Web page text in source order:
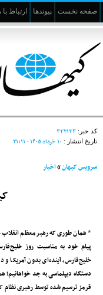
صفحه نخست پیوندها ارتباط با
کد خبر: ۳۳۲۱۳۳
تاریخ انتشار : ۱۰ خرداد ۱۴۰۵ - ۲۱:۱۱
سرویس کیهان»اخبار
* همان طوری که رهبر معظم
پیام خود به مناسبت روز
خلیج‌فارس، آینده‌ای بدون
دستگاه دیپلماسی به جد
قرمز ترسیم شده توسط رهبری نظام